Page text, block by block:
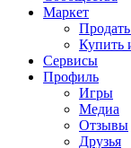
Маркет
Купить
Сервисы
Профиль
Игры
Медиа
Отзывы
Друзья